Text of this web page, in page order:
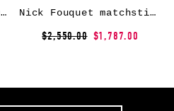
Nick Fouquet wide-leg contrast-cuff trousers – Green Nick Fouquet matchstick-detail fedora hat – Brown
$2,550.00 $1,787.00